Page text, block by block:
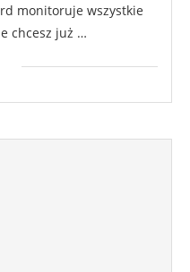
monitoruje wszystkie
chcesz już …